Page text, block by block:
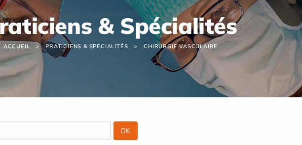
& Spécialités
ACCUEIL PRATICIENS & SPÉCIALITÉS CHIRURGIE VASCULAIRE